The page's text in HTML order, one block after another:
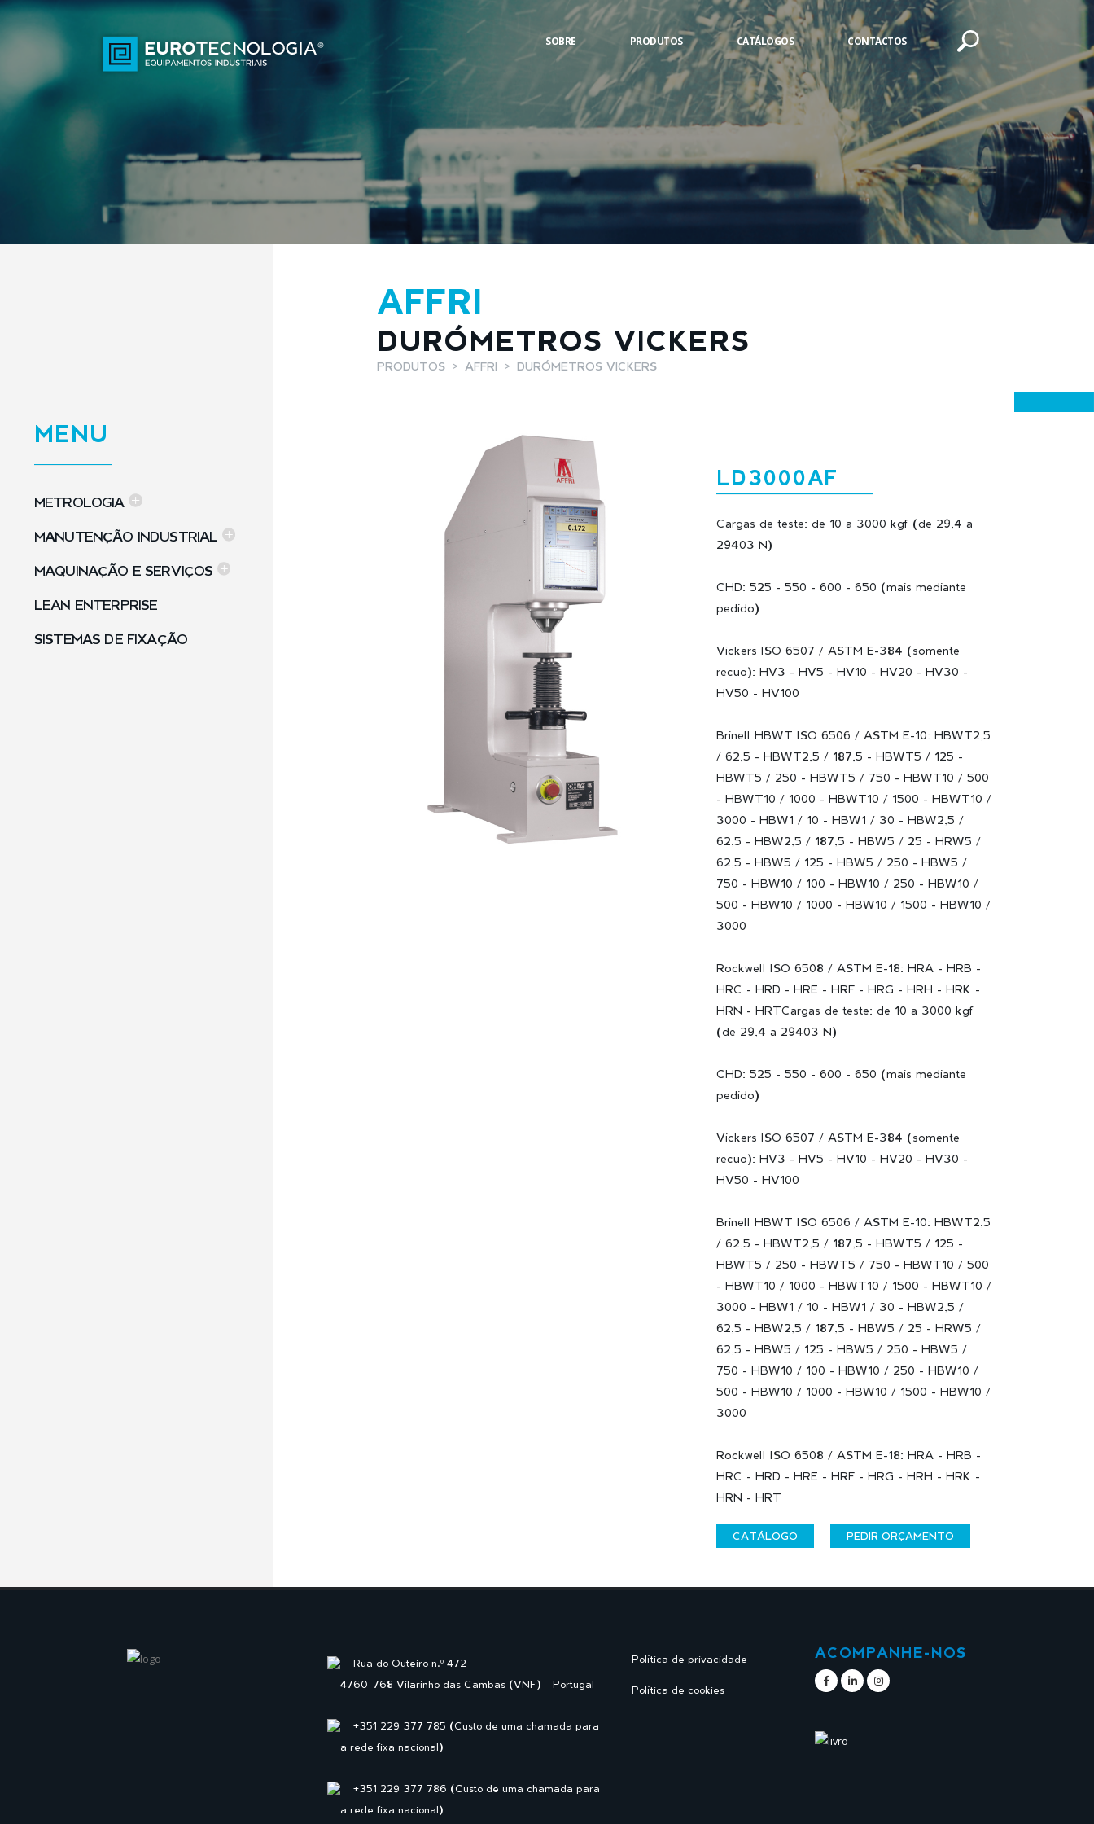
SOBRE PRODUTOS CATÁLOGOS CONTACTOS
MENU
METROLOGIA
MANUTENÇÃO INDUSTRIAL
MAQUINAÇÃO E SERVIÇOS
LEAN ENTERPRISE
SISTEMAS DE FIXAÇÃO
AFFRI
DURÓMETROS VICKERS
PRODUTOS AFFRI DURÓMETROS VICKERS
LD3000AF
Cargas de teste: de 10 a 3000 kgf (de 29,4 a
29403 N)
CHD: 525 - 550 - 600 - 650 (mais mediante
pedido)
Vickers ISO 6507 / ASTM E-384 (somente
recuo): HV3 - HV5 - HV10 - HV20 - HV30 -
HV50 - HV100
Brinell HBWT ISO 6506 / ASTM E-10: HBWT2,5
/ 62,5 - HBWT2,5 / 187,5 - HBWT5 / 125 -
HBWT5 / 250 - HBWT5 / 750 - HBWT10 / 500
- HBWT10 / 1000 - HBWT10 / 1500 - HBWT10 /
3000 - HBW1 / 10 - HBW1 / 30 - HBW2,5 /
62,5 - HBW2,5 / 187,5 - HBW5 / 25 - HRW5 /
62,5 - HBW5 / 125 - HBW5 / 250 - HBW5 /
750 - HBW10 / 100 - HBW10 / 250 - HBW10 /
500 - HBW10 / 1000 - HBW10 / 1500 - HBW10 /
3000
Rockwell ISO 6508 / ASTM E-18: HRA - HRB -
HRC - HRD - HRE - HRF - HRG - HRH - HRK -
HRN - HRTCargas de teste: de 10 a 3000 kgf
(de 29,4 a 29403 N)
CHD: 525 - 550 - 600 - 650 (mais mediante
pedido)
Vickers ISO 6507 / ASTM E-384 (somente
recuo): HV3 - HV5 - HV10 - HV20 - HV30 -
HV50 - HV100
Brinell HBWT ISO 6506 / ASTM E-10: HBWT2,5
/ 62,5 - HBWT2,5 / 187,5 - HBWT5 / 125 -
HBWT5 / 250 - HBWT5 / 750 - HBWT10 / 500
- HBWT10 / 1000 - HBWT10 / 1500 - HBWT10 /
3000 - HBW1 / 10 - HBW1 / 30 - HBW2,5 /
62,5 - HBW2,5 / 187,5 - HBW5 / 25 - HRW5 /
62,5 - HBW5 / 125 - HBW5 / 250 - HBW5 /
750 - HBW10 / 100 - HBW10 / 250 - HBW10 /
500 - HBW10 / 1000 - HBW10 / 1500 - HBW10 /
3000
Rockwell ISO 6508 / ASTM E-18: HRA - HRB -
HRC - HRD - HRE - HRF - HRG - HRH - HRK -
HRN - HRT
CATÁLOGO PEDIR ORÇAMENTO
Rua do Outeiro n.º 472
4760-768 Vilarinho das Cambas (VNF) - Portugal
+351 229 377 785 (Custo de uma chamada para
a rede fixa nacional)
+351 229 377 786 (Custo de uma chamada para
a rede fixa nacional)
Política de privacidade
Política de cookies
ACOMPANHE-NOS